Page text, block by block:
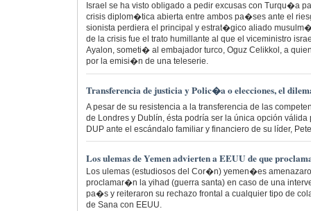
Israel se ha visto obligado a pedir excusas con Turqu�a
crisis diplom�tica abierta entre ambos pa�ses ante el
sionista perdiera el principal y estrat�gico aliado
de la crisis fue el trato humillante al que el viceministro
Ayalon, someti� al embajador turco, Oguz Celikkol, a
por la emisi�n de una teleserie.
Transferencia de justicia y Polic�a o elecciones, el
A pesar de su resistencia a la transferencia de las
de Londres y Dublín, ésta podría ser la única opción válida
DUP ante el escándalo familiar y financiero de su líder,
Los ulemas de Yemen advierten a EEUU de que
Los ulemas (estudiosos del Cor�n) yemen�es
proclamar�n la yihad (guerra santa) en caso de una
pa�s y reiteraron su rechazo frontal a cualquier tipo de
de Sana con EEUU.